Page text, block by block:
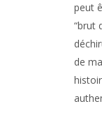
peut
“brut
de